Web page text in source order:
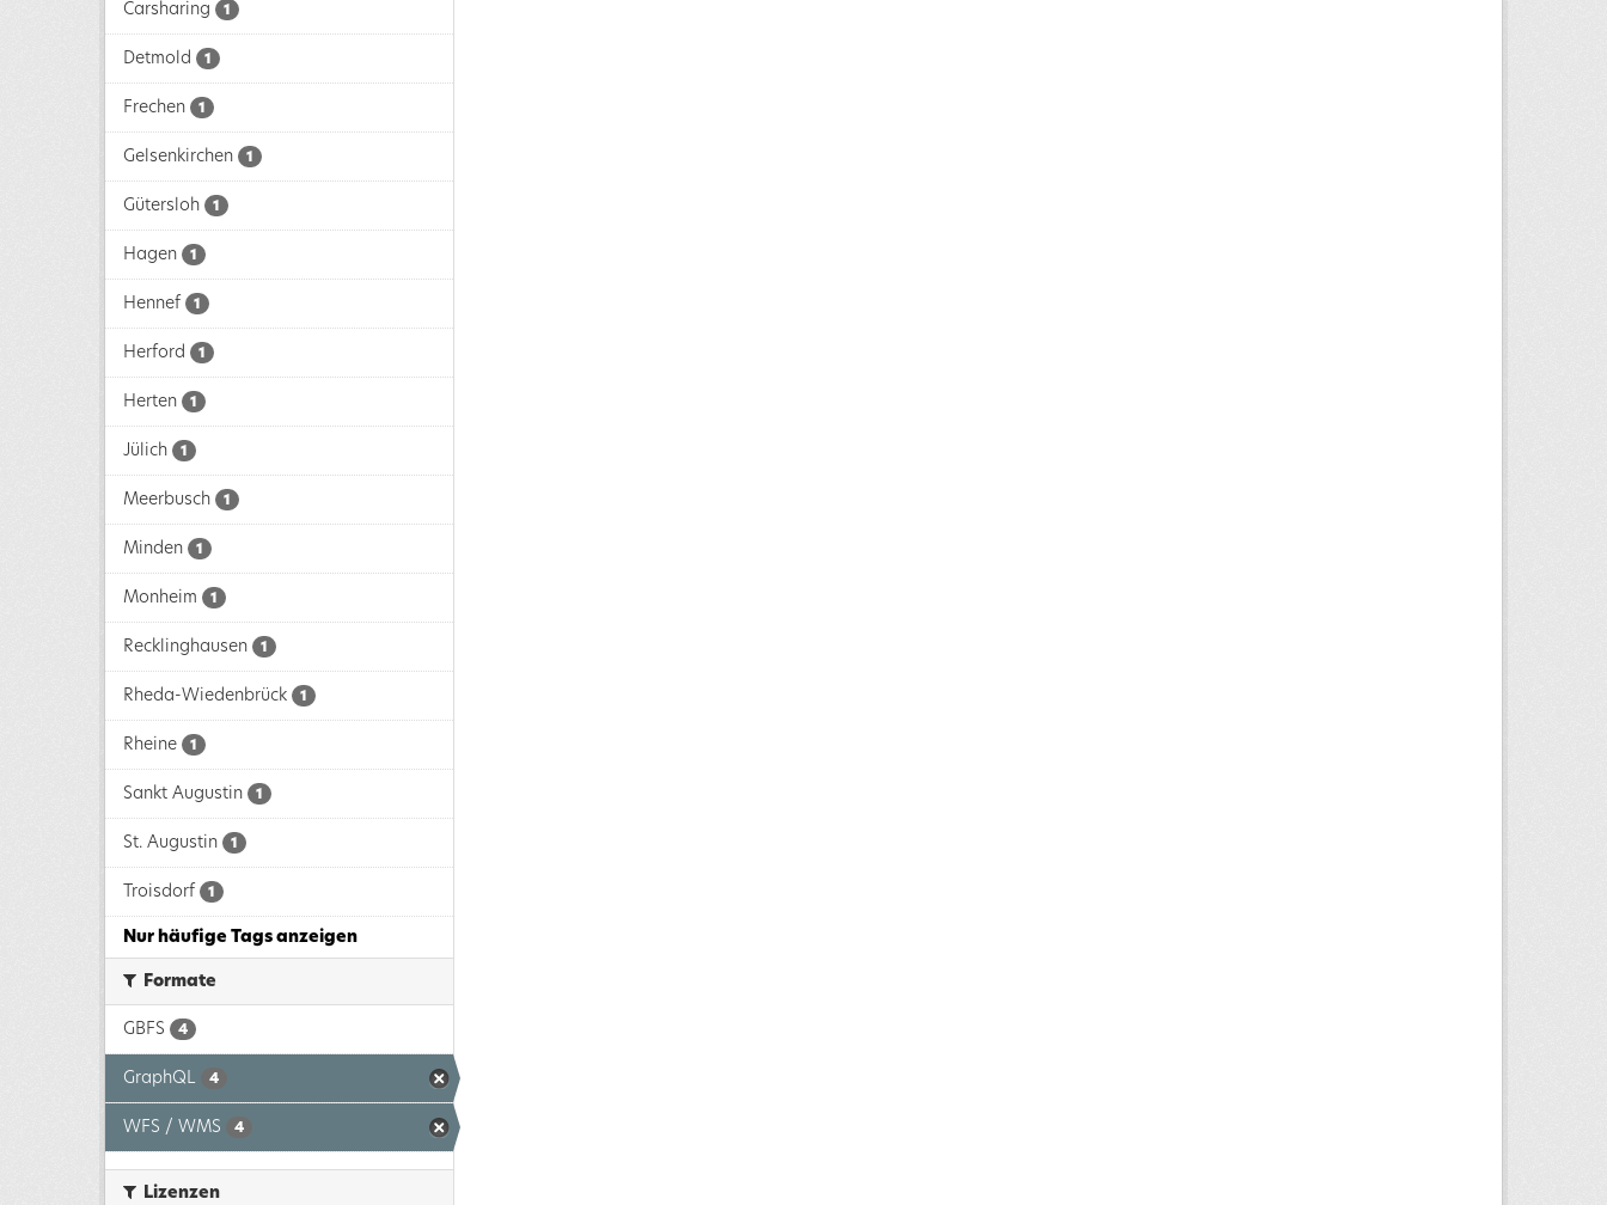
Carsharing 1
Detmold 1
Frechen 1
Gelsenkirchen 1
Gütersloh 1
Hagen 1
Hennef 1
Herford 1
Herten 1
Jülich 1
Meerbusch 1
Minden 1
Monheim 1
Recklinghausen 1
Rheda-Wiedenbrück 1
Rheine 1
Sankt Augustin 1
St. Augustin 1
Troisdorf 1
Nur häufige Tags anzeigen
Formate
GBFS 4
GraphQL 4
WFS / WMS 4
Lizenzen